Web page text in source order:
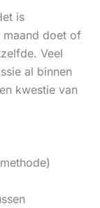
is
maand doet of
Veel
al binnen
kwestie van